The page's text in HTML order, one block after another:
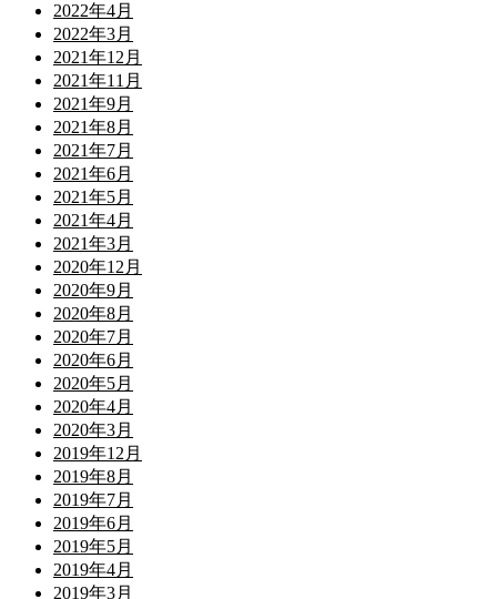
2022年4月
2022年3月
2021年12月
2021年11月
2021年9月
2021年8月
2021年7月
2021年6月
2021年5月
2021年4月
2021年3月
2020年12月
2020年9月
2020年8月
2020年7月
2020年6月
2020年5月
2020年4月
2020年3月
2019年12月
2019年8月
2019年7月
2019年6月
2019年5月
2019年4月
2019年3月